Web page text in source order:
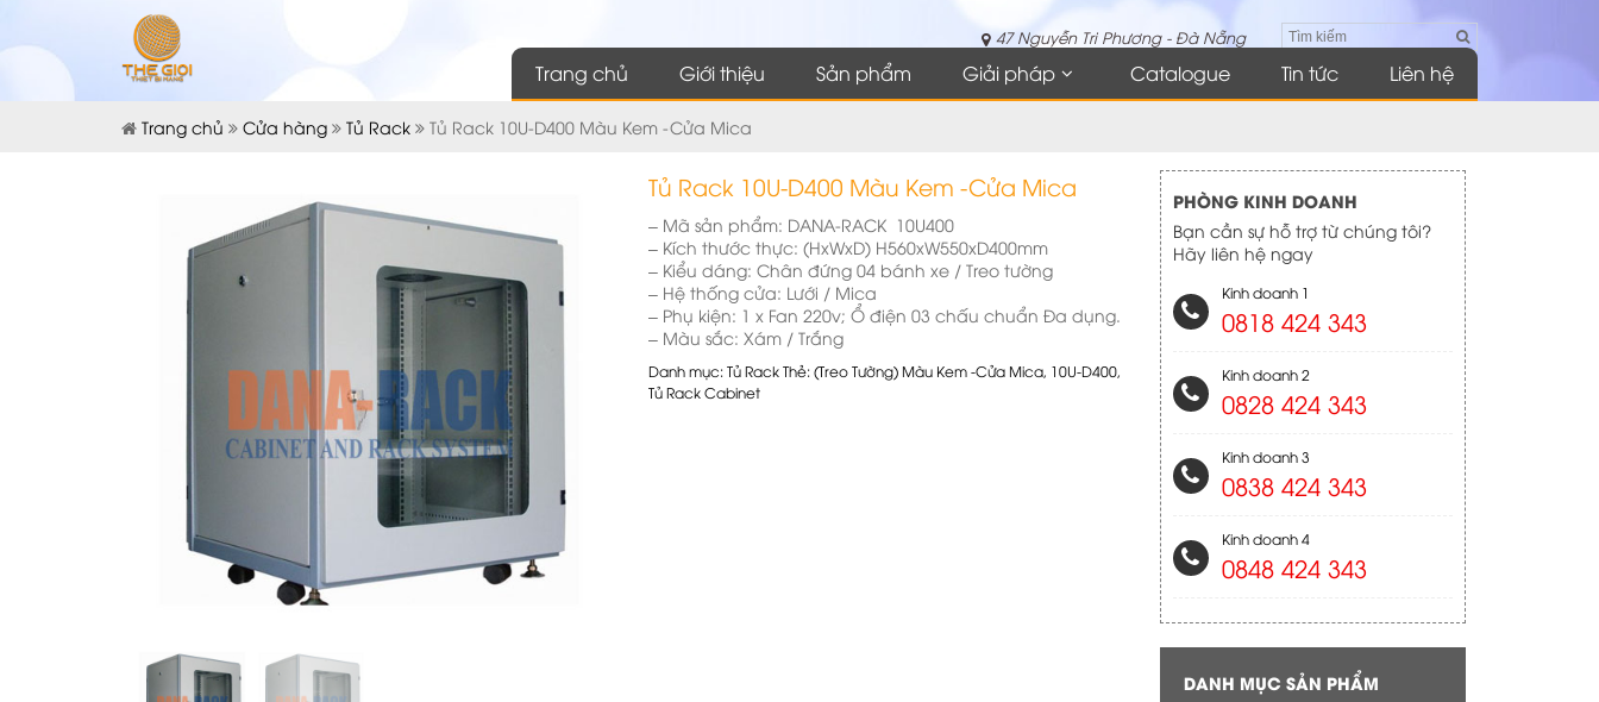
47 Nguyễn Tri Phương - Đà Nẵng
Trang chủ Giới thiệu Sản phẩm Giải pháp Catalogue Tin tức Liên hệ
Trang chủ Cửa hàng Tủ Rack Tủ Rack 10U-D400 Màu Kem -Cửa Mica
Tủ Rack 10U-D400 Màu Kem -Cửa Mica
– Mã sản phẩm: DANA-RACK 10U400
– Kích thước thực: (HxWxD) H560xW550xD400mm
– Kiểu dáng: Chân đứng 04 bánh xe / Treo tường
– Hệ thống cửa: Lưới / Mica
– Phụ kiện: 1 x Fan 220v; Ổ điện 03 chấu chuẩn Đa dụng.
– Màu sắc: Xám / Trắng
Danh mục:Tủ RackThẻ:(Treo Tường) Màu Kem -Cửa Mica, 10U-D400,
Tủ Rack Cabinet
PHÒNG KINH DOANH
Bạn cần sự hỗ trợ từ chúng tôi?
Hãy liên hệ ngay
Kinh doanh 1
0818 424 343
Kinh doanh 2
0828 424 343
Kinh doanh 3
0838 424 343
Kinh doanh 4
0848 424 343
DANH MỤC SẢN PHẨM